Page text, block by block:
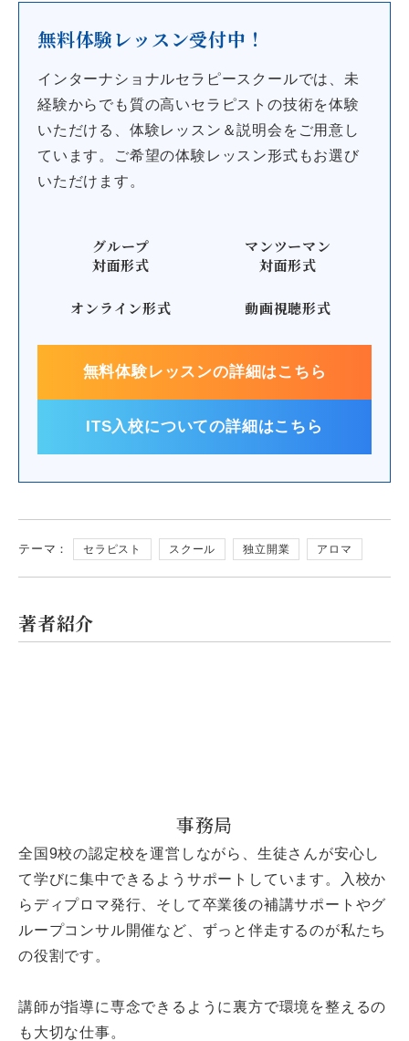
無料体験レッスン受付中！
インターナショナルセラピースクールでは、未
経験からでも質の高いセラピストの技術を体験
いただける、体験レッスン＆説明会をご用意し
ています。
ご希望の体験レッスン形式もお選び
いただけます。
グループ
対面形式
マンツーマン
対面形式
オンライン形式 動画視聴形式
無料体験レッスンの詳細はこちら
ITS入校についての詳細はこちら
テーマ： セラピスト スクール 独立開業 アロマ
著者紹介
事務局
全国9校の認定校を運営しながら、生徒さんが安心し
て学びに集中できるようサポートしています。入校か
らディプロマ発行、そして卒業後の補講サポートやグ
ループコンサル開催など、ずっと伴走するのが私たち
の役割です。
講師が指導に専念できるように裏方で環境を整えるの
も大切な仕事。